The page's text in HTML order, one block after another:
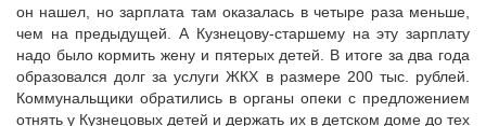
он нашел, но зарплата там оказалась в четыре раза меньше,
чем на предыдущей. А Кузнецову-старшему на эту зарплату
надо было кормить жену и пятерых детей. В итоге за два года
образовался долг за услуги ЖКХ в размере 200 тыс. рублей.
Коммунальщики обратились в органы опеки с предложением
отнять у Кузнецовых детей и держать их в детском доме до тех